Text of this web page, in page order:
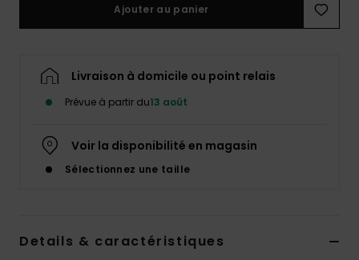
Ajouter au panier
Livraison à domicile ou point relais
Prévue à partir du13 août
Voir la disponibilité en magasin
Sélectionnez une taille
Details & caractéristiques